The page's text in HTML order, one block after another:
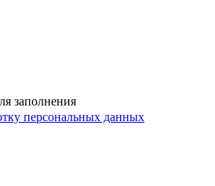
заполнения
персональных данных